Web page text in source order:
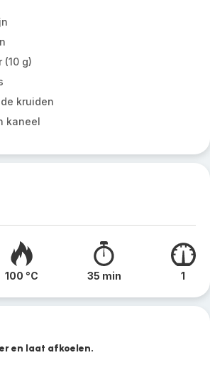
(10 g)
kruiden
kaneel
100 °C 35 min 1
en laat afkoelen.